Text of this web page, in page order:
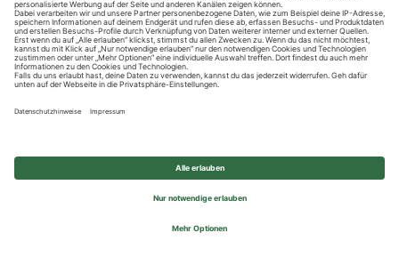
Impressum
Privatsphäre-Einstellungen
© 2026 REWE Group - All rights reserved